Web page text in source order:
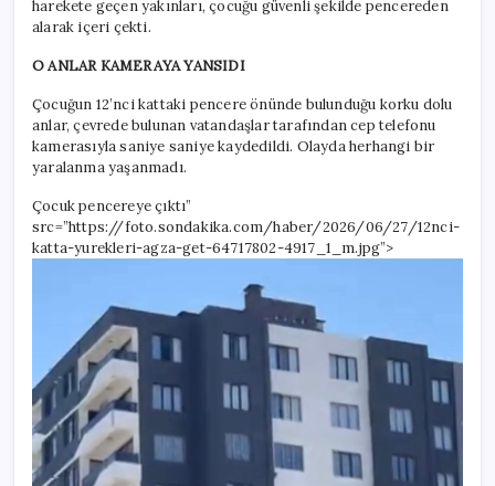
harekete geçen yakınları, çocuğu güvenli şekilde pencereden
alarak içeri çekti.
O ANLAR KAMERAYA YANSIDI
Çocuğun 12’nci kattaki pencere önünde bulunduğu korku dolu
anlar, çevrede bulunan vatandaşlar tarafından cep telefonu
kamerasıyla saniye saniye kaydedildi. Olayda herhangi bir
yaralanma yaşanmadı.
Çocuk pencereye çıktı”
src=”https://foto.sondakika.com/haber/2026/06/27/12nci-
katta-yurekleri-agza-get-64717802-4917_1_m.jpg”>